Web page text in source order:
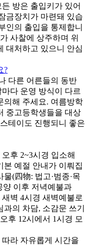
방은 출입키가 있어
금장치가 마련돼 있습
인의 출입을 통제합니
사찰에 상주하며 위
대처하고 있으니 안심
?
다른 어른들의 동반
다 운영 방식이 다르
의해 주세요. 여름방학
중고등학생들을 대상
테이도 진행되니 좋은
후 2~3시경 입소해
본 예절 안내가 이뤄집
(四物: 법고·범종·목
양 이후 저녁예불과
벽 4시경 새벽예불로
의 차담, 소감문 쓰기
후 12시에서 1시경 모
라 자유롭게 시간을